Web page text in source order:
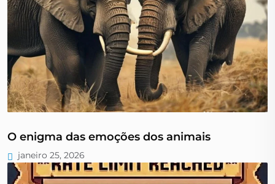
O enigma das emoções dos animais
janeiro 25, 2026